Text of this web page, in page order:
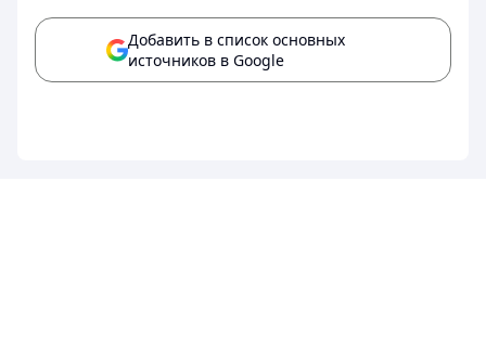
Добавить в список основных
источников в Google